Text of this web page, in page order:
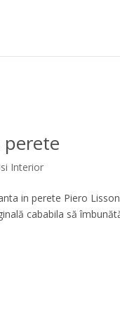
perete
Interior
in perete Piero
cababila să